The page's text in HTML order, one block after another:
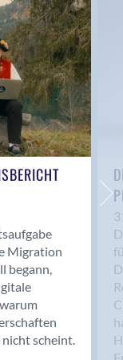
Migration
begann,
nicht scheint.